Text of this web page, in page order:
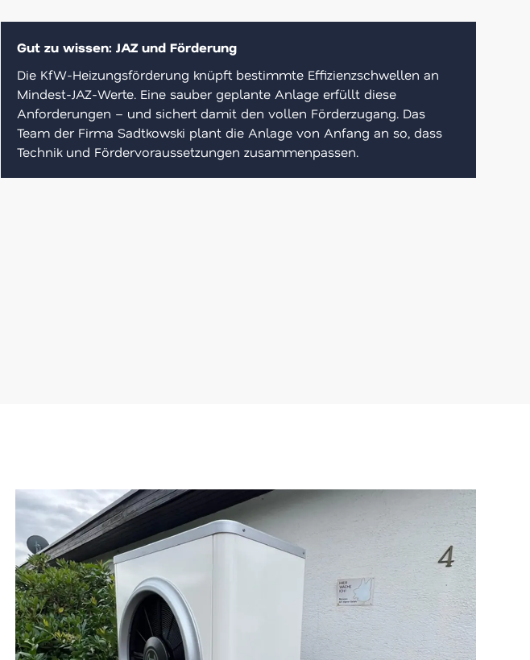
Gut zu wissen: JAZ und Förderung
Die KfW-Heizungsförderung knüpft bestimmte Effizienzschwellen an
Mindest-JAZ-Werte. Eine sauber geplante Anlage erfüllt diese
Anforderungen – und sichert damit den vollen Förderzugang. Das
Team der Firma Sadtkowski plant die Anlage von Anfang an so, dass
Technik und Fördervoraussetzungen zusammenpassen.